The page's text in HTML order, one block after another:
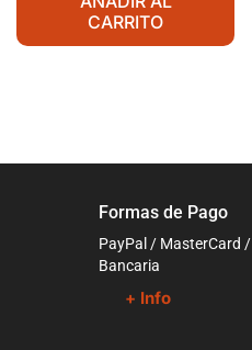
CARRITO
Formas de Pago
PayPal / MasterCard
Bancaria
+ Info